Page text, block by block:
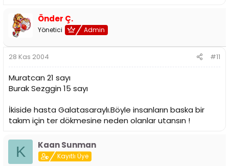
Önder Ç.
Yönetici Admin
28 Kas 2004 #11
Muratcan 21 sayı
Burak Sezggin 15 sayı
İkiside hasta Galatasaraylı.Böyle insanların baska bir
takım için ter dökmesine neden olanlar utansın !
K Kaan Sunman
Kayıtlı Üye